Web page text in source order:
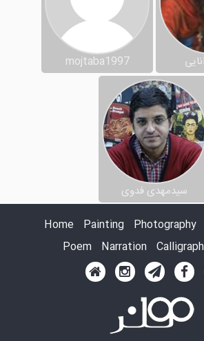
mojtaba1997
سیدمهدی فدوی
Home
Painting Photography
Poem
Narration